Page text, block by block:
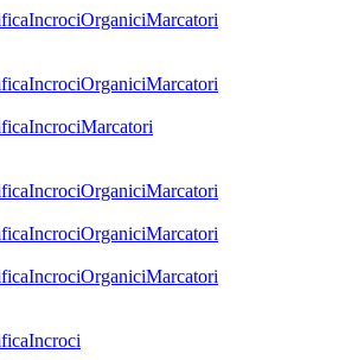
IncrociOrganiciMarcatori
IncrociOrganiciMarcatori
IncrociMarcatori
IncrociOrganiciMarcatori
IncrociOrganiciMarcatori
IncrociOrganiciMarcatori
Incroci